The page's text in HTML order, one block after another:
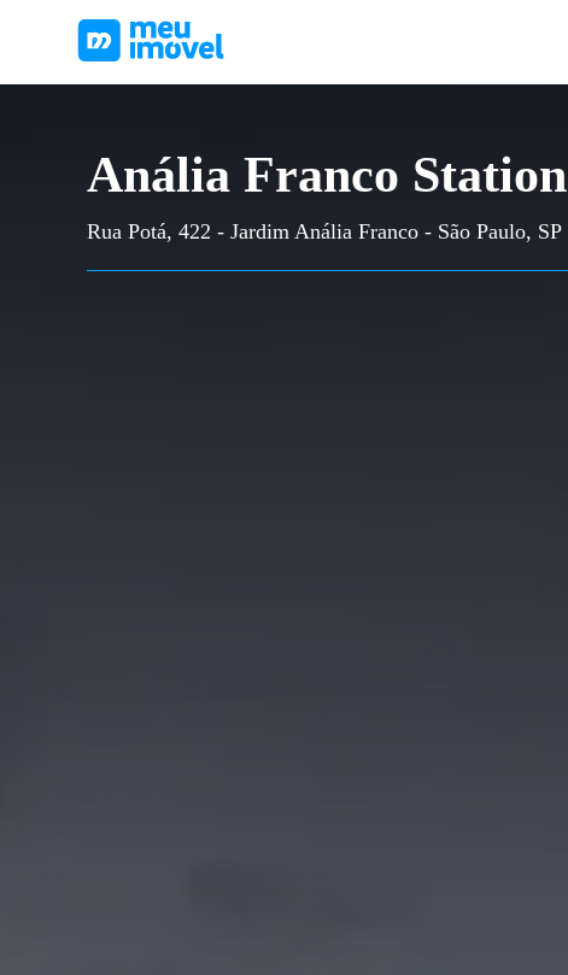
Anália Franco Station
Rua Potá, 422 - Jardim Anália Franco - São Paulo, SP